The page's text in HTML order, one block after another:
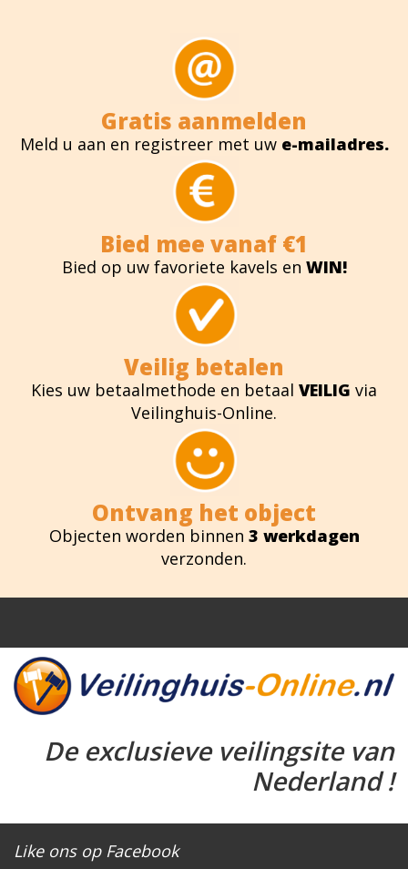
Gratis aanmelden
Meld u aan en registreer met uw e-mailadres.
Bied mee vanaf €1
Bied op uw favoriete kavels en WIN!
Veilig betalen
Kies uw betaalmethode en betaal VEILIG via
Veilinghuis-Online.
Ontvang het object
Objecten worden binnen 3 werkdagen
verzonden.
De exclusieve veilingsite van
Nederland !
Like ons op Facebook